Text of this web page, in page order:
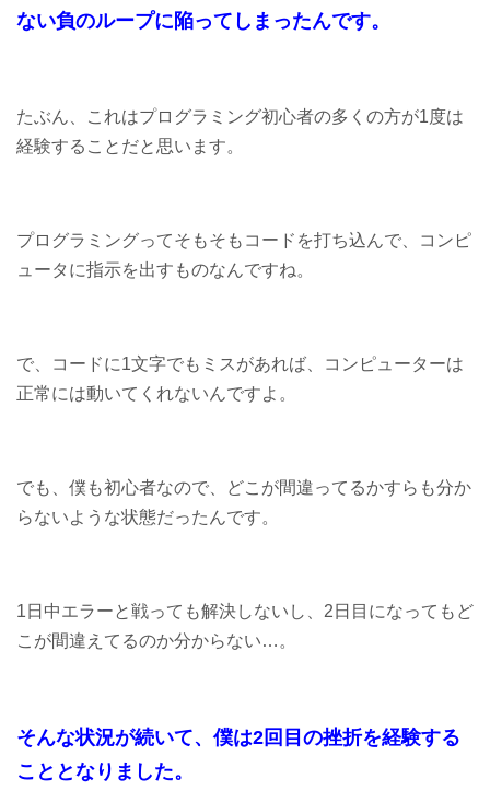
ない負のループに陥ってしまったんです。
たぶん、これはプログラミング初心者の多くの方が1度は
経験することだと思います。
プログラミングってそもそもコードを打ち込んで、コンピ
ュータに指示を出すものなんですね。
で、コードに1文字でもミスがあれば、コンピューターは
正常には動いてくれないんですよ。
でも、僕も初心者なので、どこが間違ってるかすらも分か
らないような状態だったんです。
1日中エラーと戦っても解決しないし、2日目になってもど
こが間違えてるのか分からない…。
そんな状況が続いて、 僕は2回目の挫折を経験する
こととなりました。